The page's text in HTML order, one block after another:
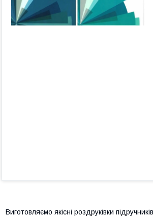
Виготовляємо якісні роздруківки